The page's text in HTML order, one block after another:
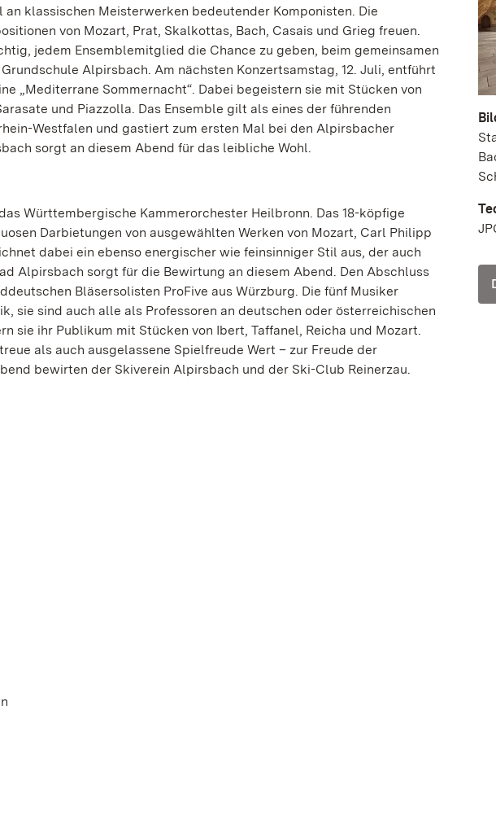
klassischen Meisterwerken bedeutender Komponisten. Die
von Mozart, Prat, Skalkottas, Bach, Casais und Grieg freuen.
jedem Ensemblemitglied die Chance zu geben, beim gemeinsamen
Alpirsbach. Am nächsten Konzertsamstag, 12. Juli, entführt
„Mediterrane Sommernacht“. Dabei begeistern sie mit Stücken von
und Piazzolla. Das Ensemble gilt als eines der führenden
Westfalen und gastiert zum ersten Mal bei den Alpirsbacher
sorgt an diesem Abend für das leibliche Wohl.
Württembergische Kammerorchester Heilbronn. Das 18-köpfige
Darbietungen von ausgewählten Werken von Mozart, Carl Philipp
dabei ein ebenso energischer wie feinsinniger Stil aus, der auch
Alpirsbach sorgt für die Bewirtung an diesem Abend. Den Abschluss
Bläsersolisten ProFive aus Würzburg. Die fünf Musiker
sie sind auch alle als Professoren an deutschen oder österreichischen
sie ihr Publikum mit Stücken von Ibert, Taffanel, Reicha und Mozart.
als auch ausgelassene Spielfreude Wert – zur Freude der
bewirten der Skiverein Alpirsbach und der Ski-Club Reinerzau.